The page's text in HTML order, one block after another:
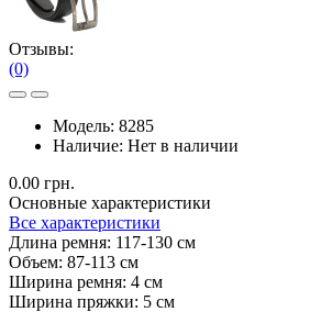
Отзывы:
(0)
Модель: 8285
Наличие: Нет в наличии
0.00 грн.
Основные характеристики
Все характеристики
Длина ремня: 117-130 см
Объем: 87-113 см
Ширина ремня: 4 см
Ширина пряжки: 5 см